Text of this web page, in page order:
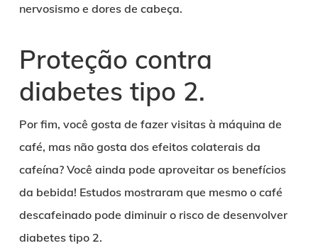
nervosismo e dores de cabeça.
Proteção contra
diabetes tipo 2.
Por fim, você gosta de fazer visitas à máquina de
café, mas não gosta dos efeitos colaterais da
cafeína? Você ainda pode aproveitar os benefícios
da bebida! Estudos mostraram que mesmo o café
descafeinado pode diminuir o risco de desenvolver
diabetes tipo 2.